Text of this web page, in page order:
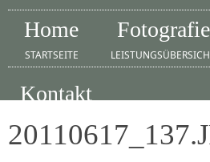
Home
STARTSEITE
Fotografie
Kontakt